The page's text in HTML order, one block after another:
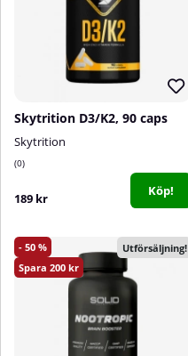
Skytrition D3/K2, 90 caps
Skytrition
0
189 kr Köp!
50
200
Utförsäljning!